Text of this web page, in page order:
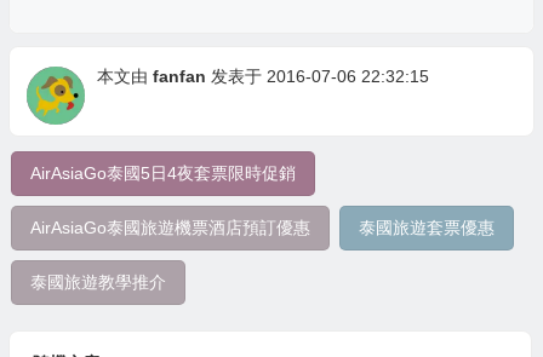
本文由 fanfan 发表于 2016-07-06 22:32:15
AirAsiaGo泰國5日4夜套票限時促銷
AirAsiaGo泰國旅遊機票酒店預訂優惠 泰國旅遊套票優惠
泰國旅遊教學推介